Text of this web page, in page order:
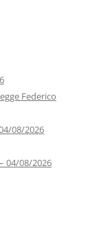
Federico
08/2026
04/08/2026